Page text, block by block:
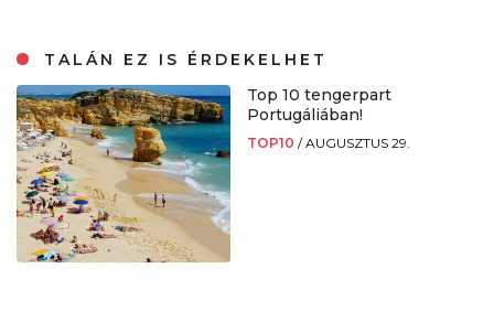
TALÁN EZ IS ÉRDEKELHET
Top 10 tengerpart
Portugáliában!
TOP10 /AUGUSZTUS 29.